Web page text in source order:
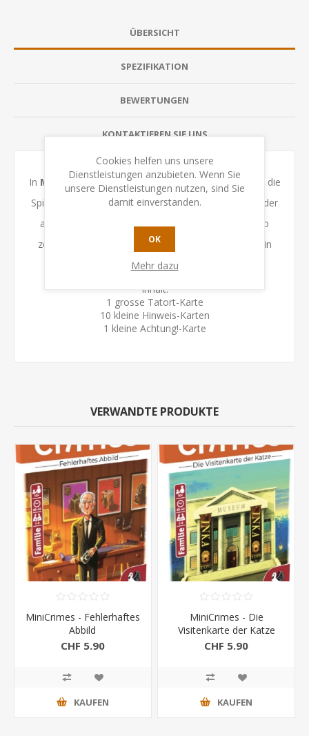
ÜBERSICHT
SPEZIFIKATION
BEWERTUNGEN
KONTAKTIEREN SIE UNS
In MiniCrimes – Tödlicher Ölwechseluntersuchen die
Spielenden den Tod des Mechanikers Guido Foschi, der
an einem scheinbar friedlichen Tag von einem Auto
zerquetscht wurde, welches er gerade reparierte. Ein
tragischer Unfall?
Inhalt:
1 grosse Tatort-Karte
10 kleine Hinweis-Karten
1 kleine Achtung!-Karte
VERWANDTE PRODUKTE
MiniCrimes - Fehlerhaftes
Abbild
CHF 5.90
KAUFEN
MiniCrimes - Die
Visitenkarte der Katze
CHF 5.90
KAUFEN
Cookies helfen uns unsere
Dienstleistungen anzubieten. Wenn Sie
unsere Dienstleistungen nutzen, sind Sie
damit einverstanden.
OK
Mehr dazu